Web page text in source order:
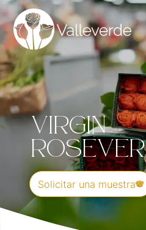
Virgin
Rosever
Solicitar una muestra